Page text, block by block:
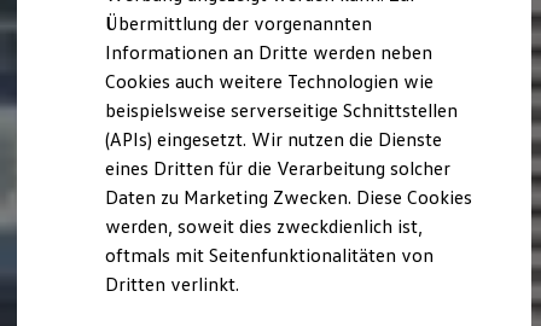
Factory visit
Lifestyle Shop
T-Roc Kollektion
Golf Kollektion
ID. Kollektion
Volkswagen Kollektion
R-Kollektion
GTI Kollektion
Fußball Drop
#wedriveproud
Besitzer und Service
myVolkswagen
Übermittlung der vorgenannten
Informationen an Dritte werden neben
Cookies auch weitere Technologien wie
beispielsweise serverseitige Schnittstellen
(APIs) eingesetzt. Wir nutzen die Dienste
eines Dritten für die Verarbeitung solcher
Daten zu Marketing Zwecken. Diese Cookies
werden, soweit dies zweckdienlich ist,
oftmals mit Seitenfunktionalitäten von
Dritten verlinkt.